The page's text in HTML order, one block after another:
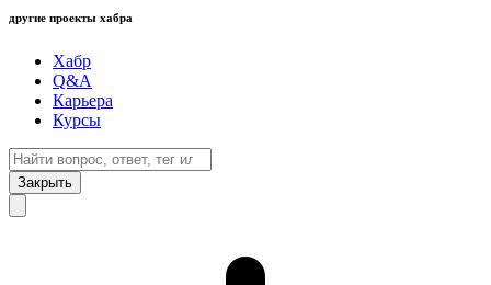
другие проекты хабра
Хабр
Q&A
Карьера
Курсы
Закрыть